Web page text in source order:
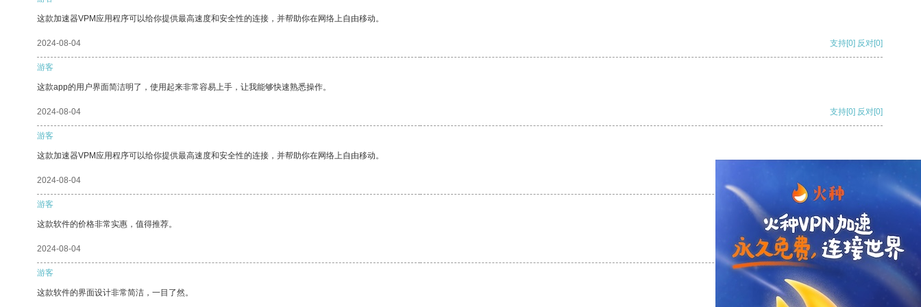
这款加速器VPM应用程序可以给你提供最高速度和安全性的连接，并帮助你在网络上自由移动。
2024-08-04 支持[0] 反对[0]
游客
这款app的用户界面简洁明了，使用起来非常容易上手，让我能够快速熟悉操作。
2024-08-04 支持[0] 反对[0]
游客
这款加速器VPM应用程序可以给你提供最高速度和安全性的连接，并帮助你在网络上自由移动。
2024-08-04
游客
这款软件的价格非常实惠，值得推荐。
2024-08-04 支持 [0] 反对[0]
游客
这款软件的界面设计非常简洁，一目了然。